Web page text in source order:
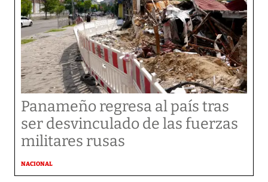
Panameño regresa al país tras
ser desvinculado de las fuerzas
militares rusas
NACIONAL